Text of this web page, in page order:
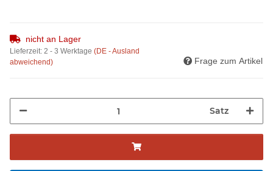
nicht an Lager
Lieferzeit: 2 - 3 Werktage (DE - Ausland
abweichend)
Frage zum Artikel
Satz